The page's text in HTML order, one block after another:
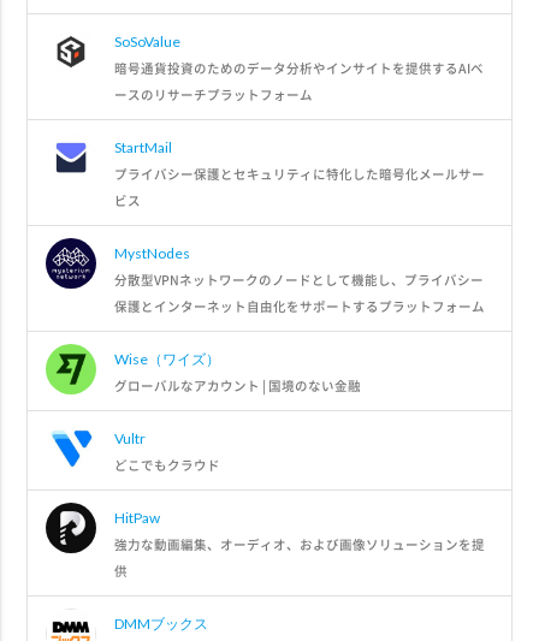
SoSoValue
暗号通貨投資のためのデータ分析やインサイトを提供するAIベ
ースのリサーチプラットフォーム
StartMail
プライバシー保護とセキュリティに特化した暗号化メールサー
ビス
MystNodes
分散型VPNネットワークのノードとして機能し、プライバシー
保護とインターネット自由化をサポートするプラットフォーム
Wise（ワイズ）
グローバルなアカウント | 国境のない金融
Vultr
どこでもクラウド
HitPaw
強力な動画編集、オーディオ、および画像ソリューションを提
供
DMMブックス